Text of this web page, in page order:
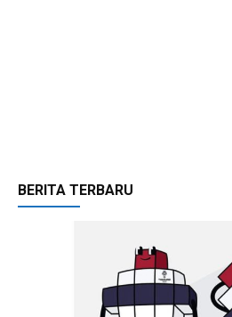
BERITA TERBARU